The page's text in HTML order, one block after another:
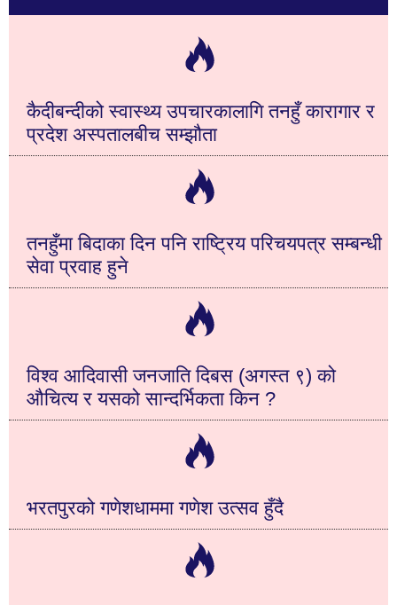
कैदीबन्दीको स्वास्थ्य उपचारकालागि तनहुँ कारागार र
प्रदेश अस्पतालबीच सम्झौता
तनहुँमा बिदाका दिन पनि राष्ट्रिय परिचयपत्र सम्बन्धी
सेवा प्रवाह हुने
विश्व आदिवासी जनजाति दिबस (अगस्त ९) को
औचित्य र यसको सान्दर्भिकता किन ?
भरतपुरको गणेशधाममा गणेश उत्सव हुँदै